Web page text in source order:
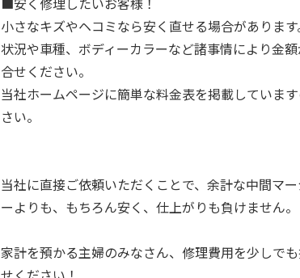
小さなキズやヘコミなら安く直せる場合があります
状況や車種、ボディーカラーなど諸事情により金
合せください。
当社ホームページに簡単な料金表を掲載していま
さい。
当社に直接ご依頼いただくことで、余計な中間マ
ーよりも、もちろん安く、仕上がりも負けません。
家計を預かる主婦のみなさん、修理費用を少しで